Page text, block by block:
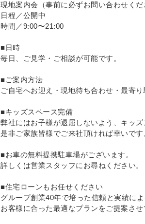
現地案内会（事前に必ずお問い合わせくだ
日程／公開中
時間／9:00〜21:00
■日時
毎日、ご見学・ご相談が可能です。
■ご案内方法
ご自宅へお迎え・現地待ち合わせ・最寄
■キッズスペース完備
弊社にはお子様が退屈しないよう、キッズ
是非ご家族皆様でご来社頂ければ幸いです
■お車の無料提携駐車場がございます。
詳しくは営業スタッフにお尋ねください。
■住宅ローンもお任せください
グループ創業40年で培った信頼と実績に
お客様に合った最適なプランをご提案させ